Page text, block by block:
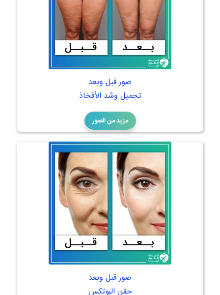
صور قبل وبعد
تجميل وشد الأفخاذ
مزيد من الصور
صور قبل وبعد
حقن البوتكس